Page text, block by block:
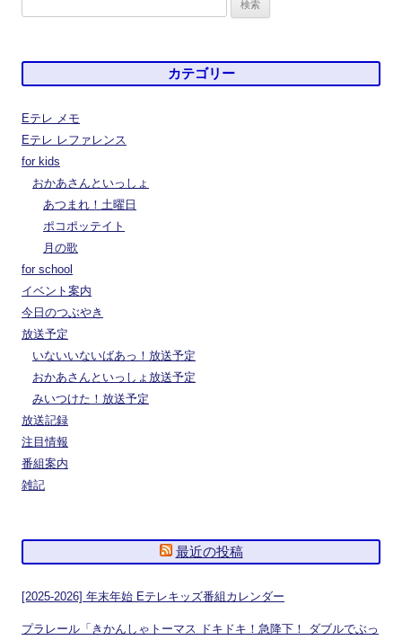
カテゴリー
Eテレ メモ
Eテレ レファレンス
for kids
おかあさんといっしょ
あつまれ！土曜日
ポコポッテイト
月の歌
for school
イベント案内
今日のつぶやき
放送予定
いないいないばあっ！放送予定
おかあさんといっしょ放送予定
みいつけた！放送予定
放送記録
注目情報
番組案内
雑記
最近の投稿
[2025-2026] 年末年始 Eテレキッズ番組カレンダー
プラレール「きかんしゃトーマス ドキドキ！急降下！ ダブルでぶっ